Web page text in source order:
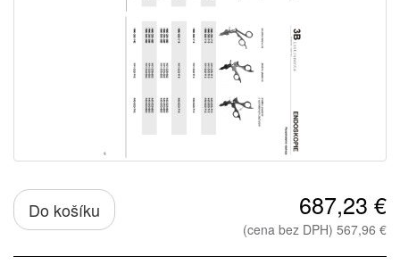
Do košíku 687,23 €
(cena bez DPH) 567,96 €